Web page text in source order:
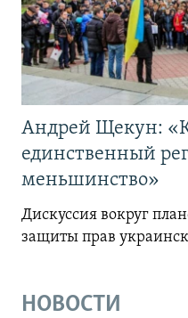
Андрей Щекун:
единственный
меньшинство»
Дискуссия вокруг
защиты прав
НОВОСТИ